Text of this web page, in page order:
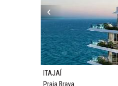
ITAJAÍ
Praia Brava